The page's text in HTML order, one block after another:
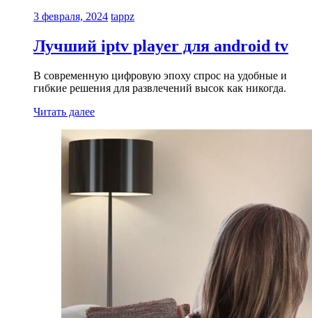
3 февраля, 2024 tappz
Лучший iptv player для android tv
В современную цифровую эпоху спрос на удобные и
гибкие решения для развлечений высок как никогда.
Читать далее